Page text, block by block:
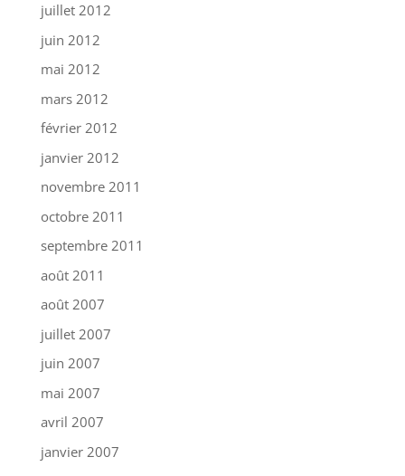
juillet 2012
juin 2012
mai 2012
mars 2012
février 2012
janvier 2012
novembre 2011
octobre 2011
septembre 2011
août 2011
août 2007
juillet 2007
juin 2007
mai 2007
avril 2007
janvier 2007